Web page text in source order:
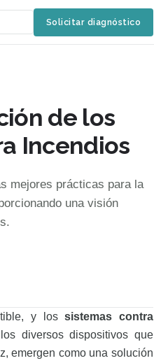
Solicitar diagnóstico
de los
Incendios
mejores prácticas para la
una visión
y lossistemas contra
diversos dispositivos que
emergen como una solución